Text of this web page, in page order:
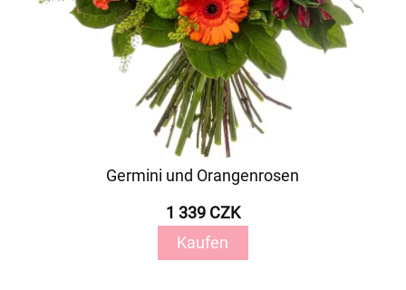
Germini und Orangenrosen
1 339 CZK
Kaufen